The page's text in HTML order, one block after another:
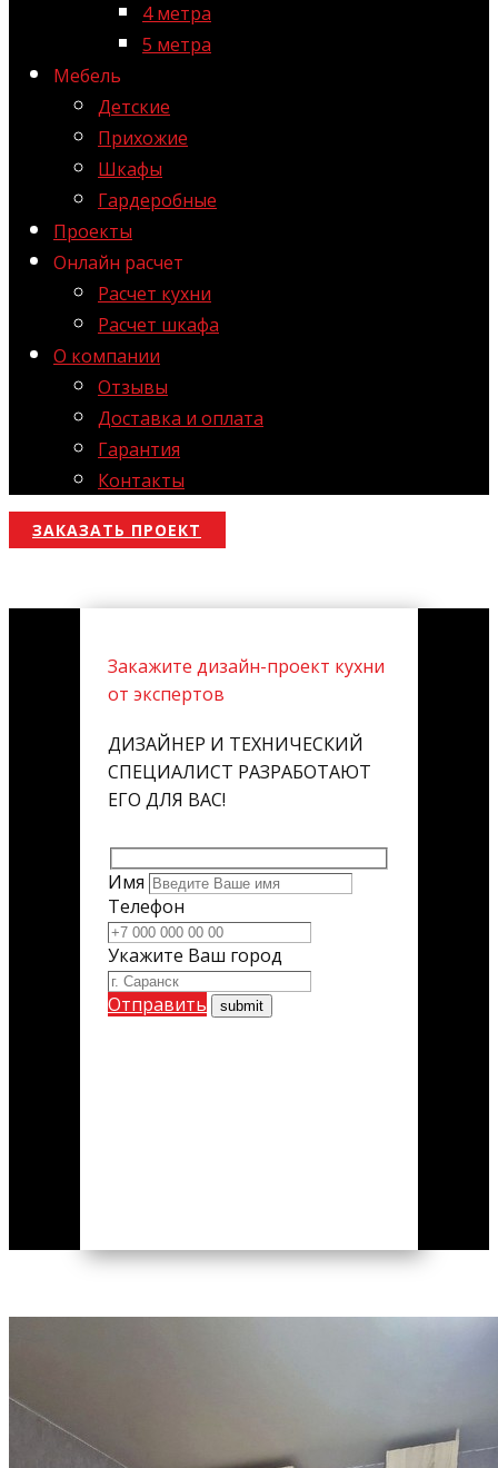
4 метра
5 метра
Мебель
Детские
Прихожие
Шкафы
Гардеробные
Проекты
Онлайн расчет
Расчет кухни
Расчет шкафа
О компании
Отзывы
Доставка и оплата
Гарантия
Контакты
ЗАКАЗАТЬ ПРОЕКТ
Закажите дизайн-проект кухни
от экспертов
ДИЗАЙНЕР И ТЕХНИЧЕСКИЙ
СПЕЦИАЛИСТ РАЗРАБОТАЮТ
ЕГО ДЛЯ ВАС!
Имя
Телефон
Укажите Ваш город
Отправить